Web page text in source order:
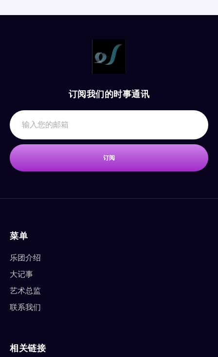
订阅我们的时事通讯
订阅
菜单
乐团介绍
大记事
艺术总监
联系我们
相关链接